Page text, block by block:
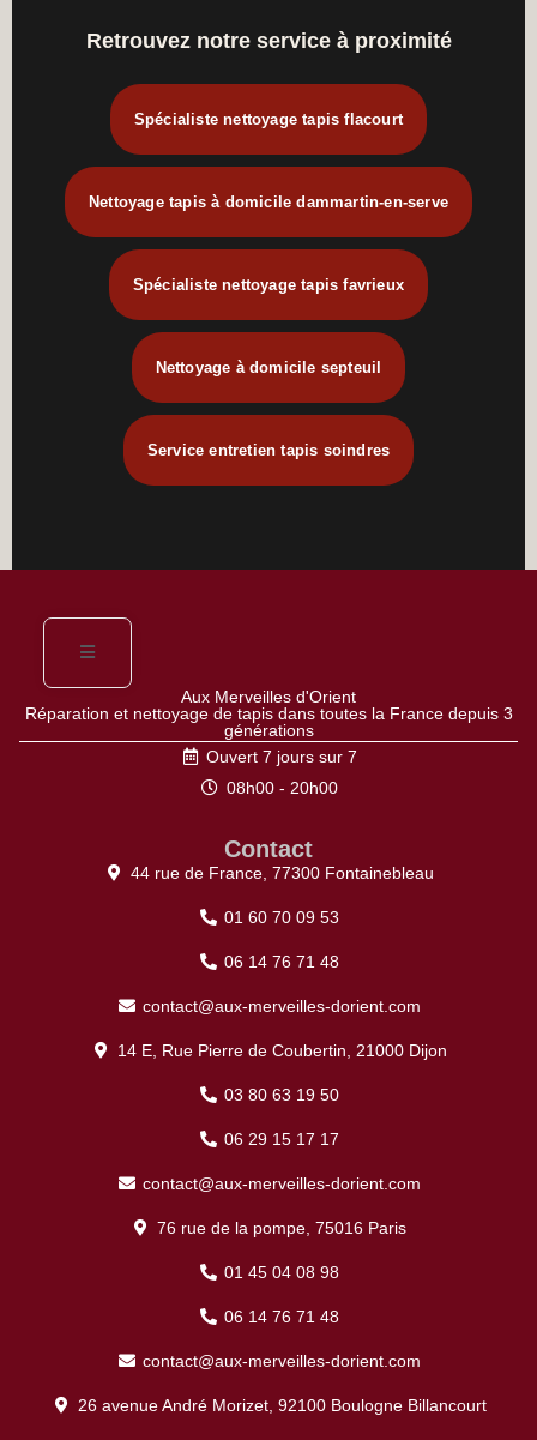
Retrouvez notre service à proximité
Spécialiste nettoyage tapis flacourt
Nettoyage tapis à domicile dammartin-en-serve
Spécialiste nettoyage tapis favrieux
Nettoyage à domicile septeuil
Service entretien tapis soindres
Aux Merveilles d'Orient
Réparation et nettoyage de tapis dans toutes la France depuis 3
générations
Ouvert 7 jours sur 7
08h00 - 20h00
Contact
44 rue de France, 77300 Fontainebleau
01 60 70 09 53
06 14 76 71 48
contact@aux-merveilles-dorient.com
14 E, Rue Pierre de Coubertin, 21000 Dijon
03 80 63 19 50
06 29 15 17 17
contact@aux-merveilles-dorient.com
76 rue de la pompe, 75016 Paris
01 45 04 08 98
06 14 76 71 48
contact@aux-merveilles-dorient.com
26 avenue André Morizet, 92100 Boulogne Billancourt